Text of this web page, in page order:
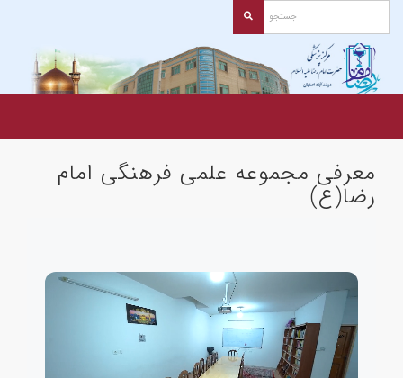
معرفی مجموعه علمی فرهنگی امام
رضا(ع)